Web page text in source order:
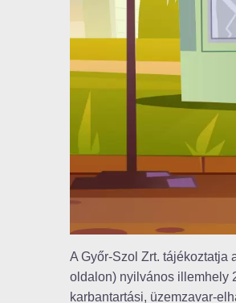
A Győr-Szol Zrt. tájékoztatja
oldalon) nyilvános illemhely
karbantartási, üzemzavar-